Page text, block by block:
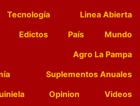
Tecnología
Linea Abierta
Edictos País
Mundo
Agro La Pampa
Suplementos Anuales
Opinion
Videos